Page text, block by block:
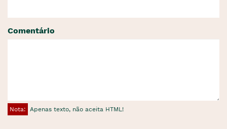
Comentário
Nota: Apenas texto, não aceita HTML!